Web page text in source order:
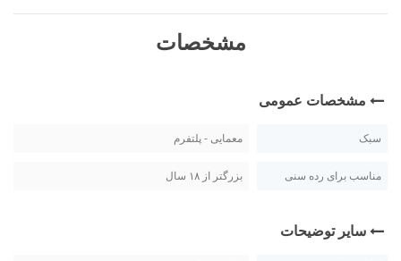
مشخصات
مشخصات عمومی
سبک معمایی - پلتفرم
مناسب برای رده سنی بزرگتر از ۱۸ سال
سایر توضیحات